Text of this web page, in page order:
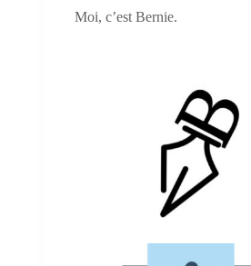
Moi, c’est Bernie.